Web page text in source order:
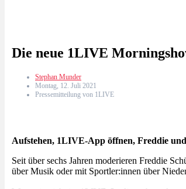
Die neue 1LIVE
Stephan Munder
Montag, 12. Juli 2021
Pressemitteilung von 1LIVE
Aufstehen, 1LIVE-App öffnen, Freddie
Seit über sechs Jahren moderieren Freddie
über Musik oder mit Sportler:innen über